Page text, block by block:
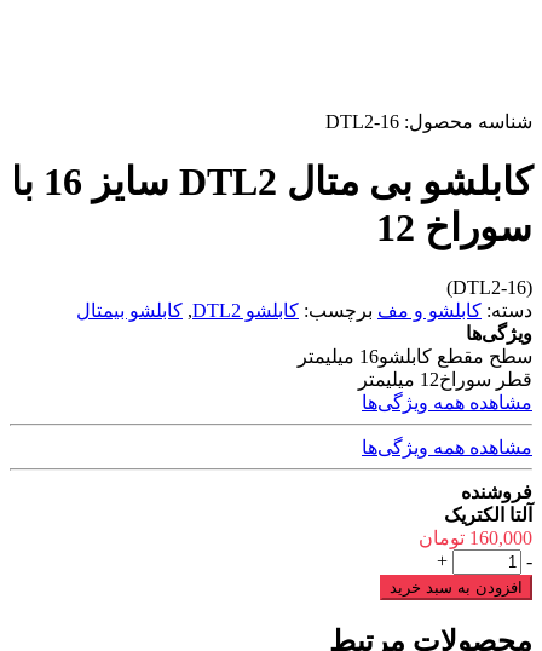
شناسه محصول: DTL2-16
کابلشو بی متال DTL2 سایز 16 با
سوراخ 12
(DTL2-16)
دسته: کابلشو و مف برچسب: کابلشو DTL2 , کابلشو بیمتال
ویژگی‌ها
سطح مقطع کابلشو16 میلیمتر
قطر سوراخ12 میلیمتر
مشاهده همه ویژگی‌ها
مشاهده همه ویژگی‌ها
فروشنده
آلتا الکتریک
160,000 تومان
کابلشو
بی
متال
-
+
افزودن به سبد خرید
محصولات مرتبط